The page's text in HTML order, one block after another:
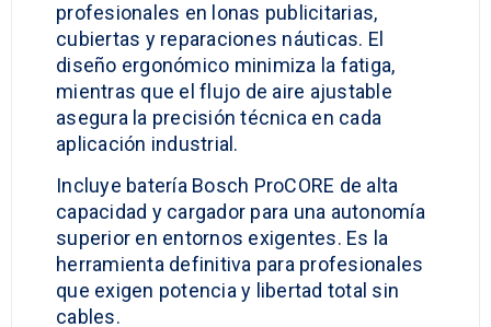
profesionales en lonas publicitarias,
cubiertas y reparaciones náuticas. El
diseño ergonómico minimiza la fatiga,
mientras que el flujo de aire ajustable
asegura la precisión técnica en cada
aplicación industrial.
Incluye batería Bosch ProCORE de alta
capacidad y cargador para una autonomía
superior en entornos exigentes. Es la
herramienta definitiva para profesionales
que exigen potencia y libertad total sin
cables.